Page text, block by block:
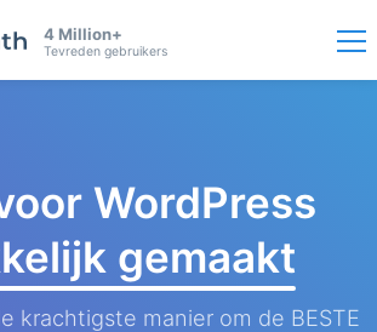
4 Million+
Tevreden gebruikers
WordPress
gemaakt
krachtigste manier om de BESTE